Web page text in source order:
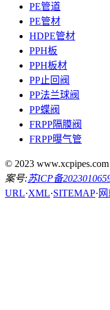
PE管道
PE管材
HDPE管材
PPH板
PPH板材
PP止回阀
PP法兰球阀
PP蝶阀
FRPP隔膜阀
FRPP曝气管
© 2023 www.xcpipes.com
案号:苏ICP备
URL·XML·SITEMAP·